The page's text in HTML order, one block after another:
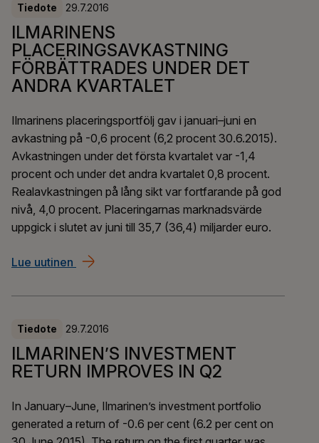
Tiedote 29.7.2016
ILMARINENS
PLACERINGSAVKASTNING
FÖRBÄTTRADES UNDER DET
ANDRA KVARTALET
Ilmarinens placeringsportfölj gav i januari–juni en
avkastning på -0,6 procent (6,2 procent 30.6.2015).
Avkastningen under det första kvartalet var -1,4
procent och under det andra kvartalet 0,8 procent.
Realavkastningen på lång sikt var fortfarande på god
nivå, 4,0 procent. Placeringarnas marknadsvärde
uppgick i slutet av juni till 35,7 (36,4) miljarder euro.
Lue uutinen ILMARINENS PLACERINGSAVKASTNING
Tiedote 29.7.2016
ILMARINEN’S INVESTMENT
RETURN IMPROVES IN Q2
In January–June, Ilmarinen’s investment portfolio
generated a return of -0.6 per cent (6.2 per cent on